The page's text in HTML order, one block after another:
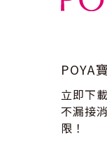
POYA
立即下
不漏接
限！